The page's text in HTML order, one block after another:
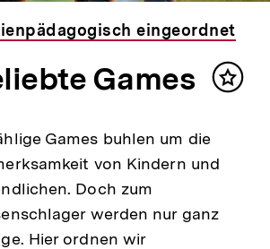
eingeordnet
Games
Inhalt
Games buhlen um die
von Kindern und
Doch zum
werden nur ganz
Hier ordnen wir